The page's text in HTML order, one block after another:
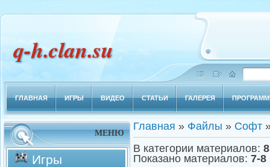
q-h.clan.su
ГЛАВНАЯ ИГРЫ ВИДЕО СТАТЬИ ГАЛЕРЕЯ
МЕНЮ
Игры
Главная » Файлы » Софт
В категории материалов: 8
Показано материалов: 7-8